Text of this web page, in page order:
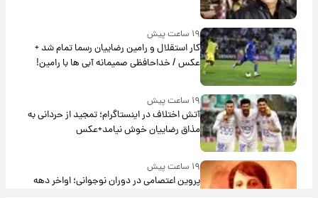
۱۹ ساعت پیش
کار استقلال و رامین رضاییان رسما تمام شد +
عکس / خداحافظی صمیمانه آبی ها با رامین!
۱۹ ساعت پیش
آتش اختلاف در اینستاگرام؛ تمجید از حردانی به
مذاق رضاییان خوش نیامد+عکس
۱۹ ساعت پیش
پروین اعتصامی در دوران نوجوانی؛ اواخر دهه